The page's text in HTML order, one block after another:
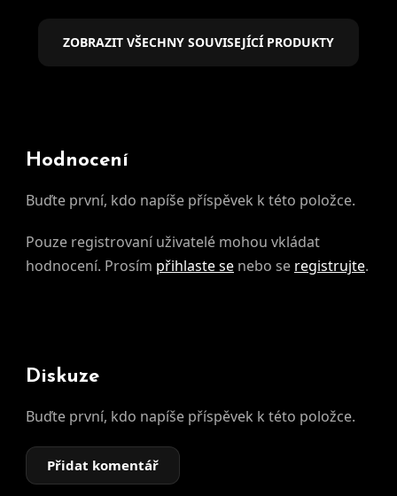
ZOBRAZIT VŠECHNY SOUVISEJÍCÍ PRODUKTY
Hodnocení
Buďte první, kdo napíše příspěvek k této položce.
Pouze registrovaní uživatelé mohou vkládat
hodnocení. Prosím přihlaste se nebo se registrujte.
Diskuze
Buďte první, kdo napíše příspěvek k této položce.
Přidat komentář